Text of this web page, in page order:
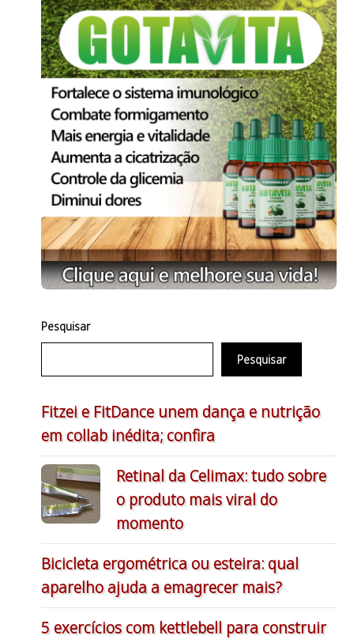
Pesquisar
Pesquisar
Fitzei e FitDance unem dança e nutrição
em collab inédita; confira
Retinal da Celimax: tudo sobre
o produto mais viral do
momento
Bicicleta ergométrica ou esteira: qual
aparelho ajuda a emagrecer mais?
5 exercícios com kettlebell para construir